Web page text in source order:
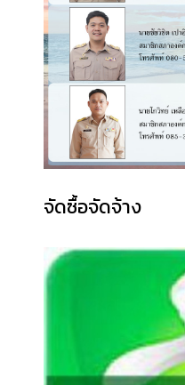
จัดซื้อจัดจ้าง